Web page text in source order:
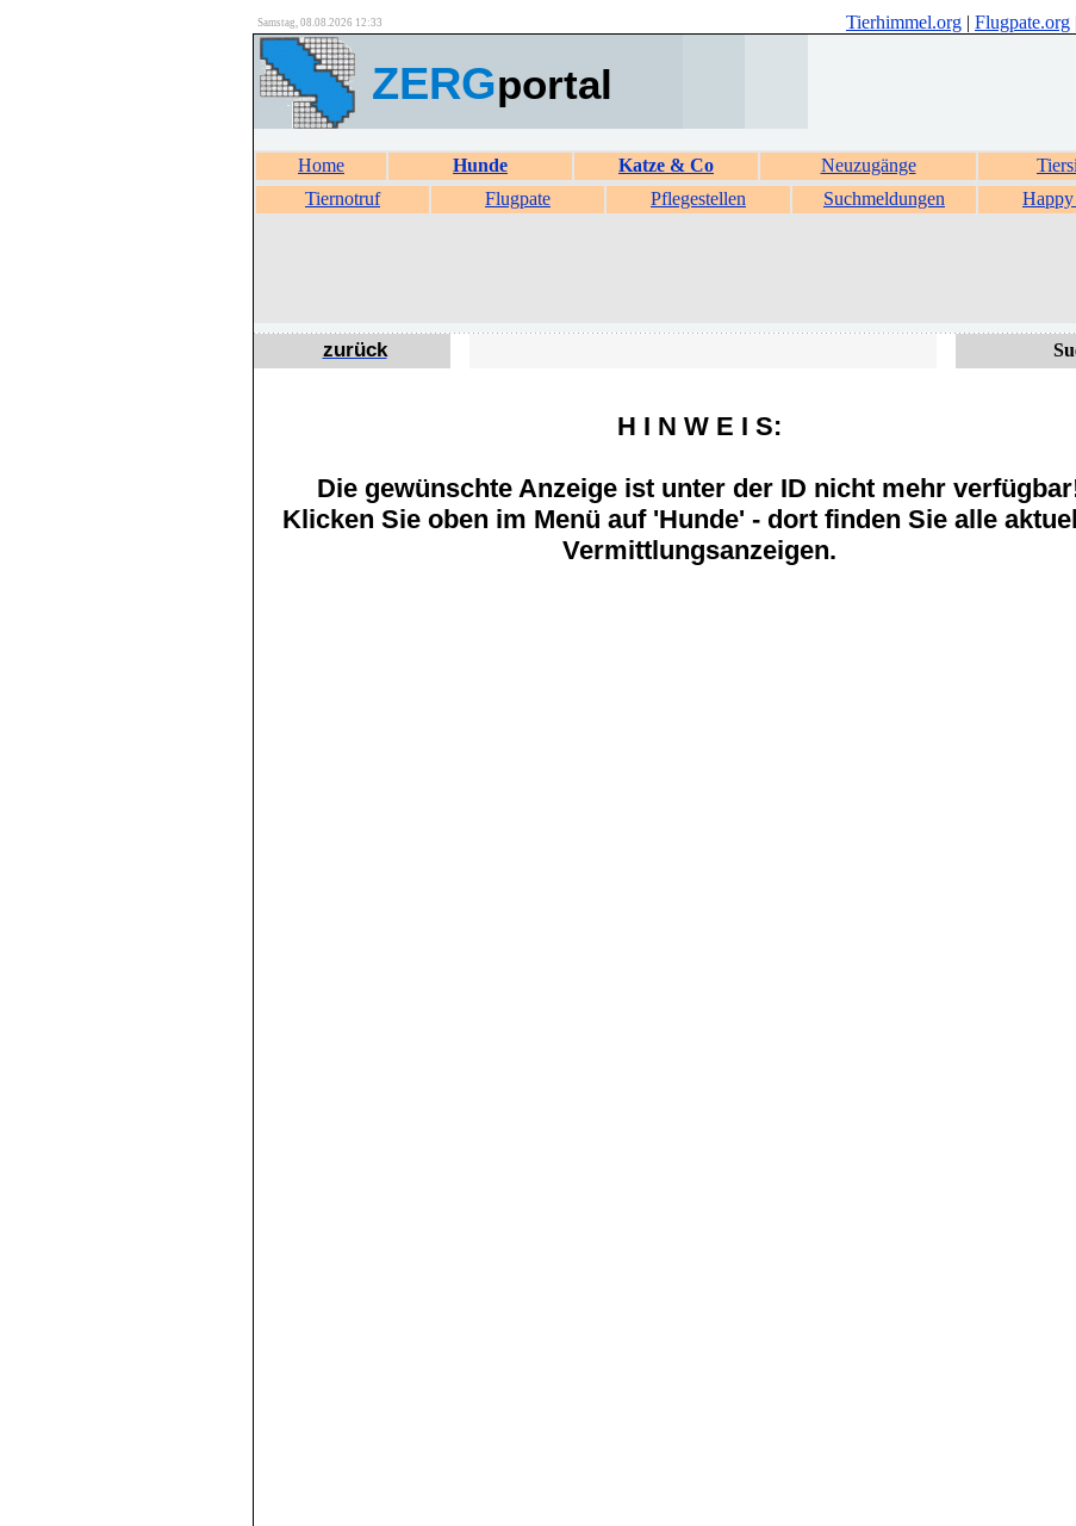
Samstag, 08.08.2026 12:33 Tierhimmel.org | Flugpate.org
ZERGportal
Home Hunde Katze & Co Neuzugänge
Tiernotruf
Flugpate Pflegestellen Suchmeldungen
zurück
H I N W E I S:
Die gewünschte Anzeige ist unter der ID nicht mehr
Klicken Sie oben im Menü auf 'Hunde' - dort finden Sie alle
Vermittlungsanzeigen.